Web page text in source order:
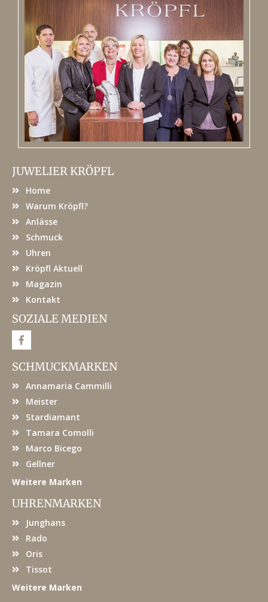
JUWELIER KRÖPFL
Home
Warum Kröpfl?
Anlässe
Schmuck
Uhren
Kröpfl Aktuell
Magazin
Kontakt
SOZIALE MEDIEN
F
a
e
b
o
SCHMUCKMARKEN
Annamaria Cammilli
Meister
Stardiamant
Tamara Comolli
Marco Bicego
Gellner
Weitere Marken
UHRENMARKEN
Junghans
Rado
Oris
Tissot
Weitere Marken